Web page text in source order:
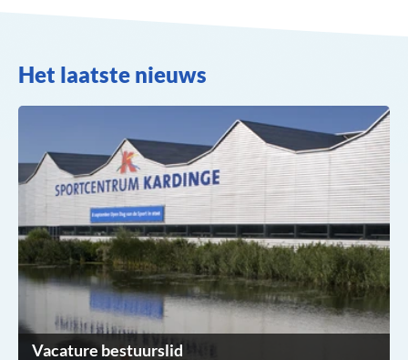
Het laatste nieuws
Vacature bestuurslid